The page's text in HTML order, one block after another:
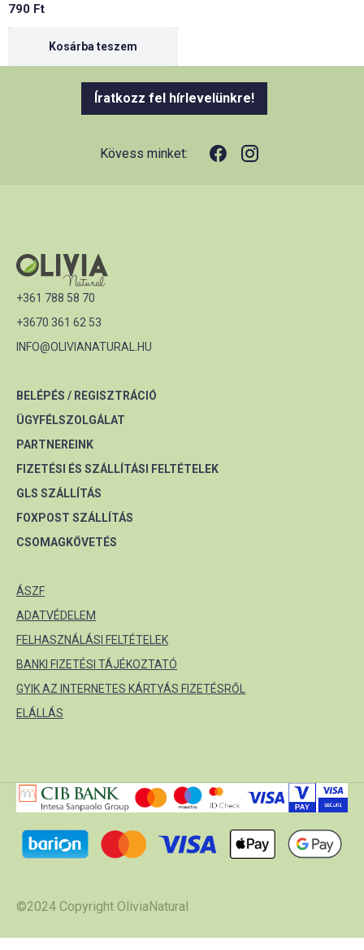
790 Ft
Kosárba teszem
Íratkozz fel hírlevelünkre!
Kövess minket:
+361 788 58 70
+3670 361 62 53
INFO@OLIVIANATURAL.HU
BELÉPÉS / REGISZTRÁCIÓ
ÜGYFÉLSZOLGÁLAT
PARTNEREINK
FIZETÉSI ÉS SZÁLLÍTÁSI FELTÉTELEK
GLS SZÁLLÍTÁS
FOXPOST SZÁLLÍTÁS
CSOMAGKÖVETÉS
ÁSZF
ADATVÉDELEM
FELHASZNÁLÁSI FELTÉTELEK
BANKI FIZETÉSI TÁJÉKOZTATÓ
GYIK AZ INTERNETES KÁRTYÁS FIZETÉSRŐL
ELÁLLÁS
©2024 Copyright OliviaNatural